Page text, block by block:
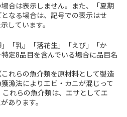
合は表示しません。また、「夏期
なる場合は、記号での表示はせ
しています。
「乳」「落花生」「えび」「か
定8品目を含んでいる場合に品目名
れらの魚介類を原材料として製造
漁法によりエビ・カニが混じって
れらの魚介類は、エサとしてエ
あります。